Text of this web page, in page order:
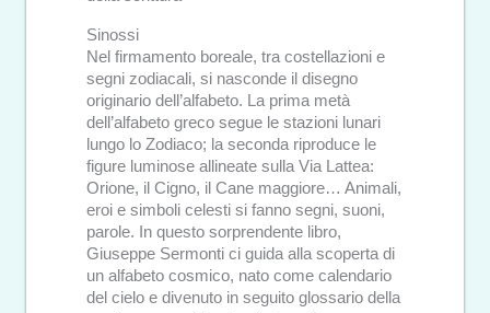
Sinossi
Nel firmamento boreale, tra costellazioni e
segni zodiacali, si nasconde il disegno
originario dell’alfabeto. La prima metà
dell’alfabeto greco segue le stazioni lunari
lungo lo Zodiaco; la seconda riproduce le
figure luminose allineate sulla Via Lattea:
Orione, il Cigno, il Cane maggiore… Animali,
eroi e simboli celesti si fanno segni, suoni,
parole. In questo sorprendente libro,
Giuseppe Sermonti ci guida alla scoperta di
un alfabeto cosmico, nato come calendario
del cielo e divenuto in seguito glossario della